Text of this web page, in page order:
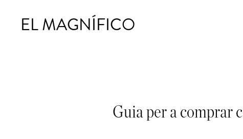
EL MAGNÍFICO
Guia per a comprar